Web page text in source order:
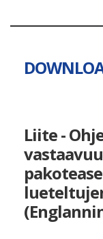
Liite -